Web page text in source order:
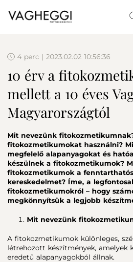
4 perc | 2023.02.02 10:56:36
10 érv a
mellett a 10 éves
Magyarországtól
Mit nevezünk
fitokozmetikumokat használni?
megfelelő alapanyagokat és
készülnek a fitokozmetikumok?
fitokozmetikumok a
kereskedelmet? Íme, a
fitokozmetikumokról – hogy
megkönnyítsük a legjobb
Mit nevezünk
A fitokozmetikumok különleges,
létrehozott készítmények, amelyek
eredetű alapanyagokból állnak.